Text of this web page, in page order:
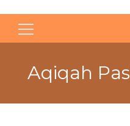
Search
Aqiqah